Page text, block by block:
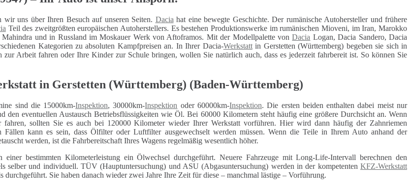
uns über Ihren Besuch auf unseren Seiten. Dacia hat eine bewegte Geschichte. Der rumänische Autohersteller und frühere
Teil des zweitgrößten europäischen Autoherstellers. Es bestehen Produktionswerke im rumänischen Mioveni, im Iran, Marokko
und in Russland im Moskauer Werk von Aftoframos. Mit der Modellpalette vonDacia Logan, Dacia Sandero, Dacia
Kategorien zu absoluten Kampfpreisen an. In Ihrer Dacia-Werkstattin Gerstetten (Württemberg) begeben sie sich in
Arbeit fahren oder Ihre Kinder zur Schule bringen, wollen Sie natürlich auch, dass es jederzeit fahrbereit ist. So können Sie
in Gerstetten (Württemberg) (Baden-Württemberg)
sind die 15000km-Inspektion, 30000km-Inspektion oder 60000km-Inspektion. Die ersten beiden enthalten dabei meist nur
den eventuellen Austausch Betriebsflüssigkeiten wie Öl. Bei 60000 Kilometern steht häufig eine größere Durchsicht an. Wenn
fahren, sollten Sie es auch bei 120000 Kilometer wieder Ihrer Werkstatt vorführen. Hier wird dann häufig der Zahnriemen
Fällen kann es sein, dass Ölfilter oder Luftfilter ausgewechselt werden müssen. Wenn die Teile in Ihrem Auto anhand der
werden, ist die Fahrbereitschaft Ihres Wagens regelmäßig wesentlich höher.
bestimmten Kilometerleistung ein Ölwechsel durchgeführt. Neuere Fahrzeuge mit Long-Life-Intervall berechnen den
selber und individuell. TÜV (Hauptuntersuchung) und ASU (Abgasuntersuchung) werden in der kompetenten KFZ-Werkstatt
durchgeführt. Sie haben danach wieder zwei Jahre Ihre Zeit für diese – manchmal lästige – Vorführung.